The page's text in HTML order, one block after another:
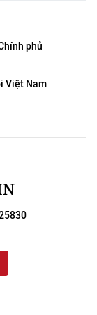
phủ
Việt Nam